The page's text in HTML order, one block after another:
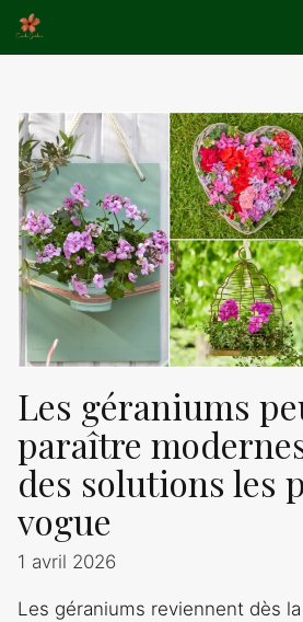
Aller
au
Les géraniums
paraître
des solutions les
vogue
1 avril 2026
Les géraniums reviennent dès